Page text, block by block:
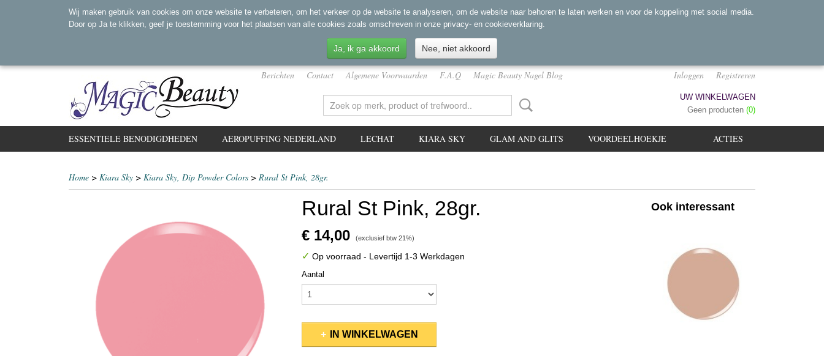
Berichten Contact Algemene Voorwaarden F.A.Q Magic Beauty Nagel Blog Inloggen Registreren
UW WINKELWAGEN
Geen producten (0)
ACTIES
ESSENTIELE BENODIGDHEDEN AEROPUFFING NEDERLAND LECHAT KIARA SKY GLAM AND GLITS VOORDEELHOEKJE
Home > Kiara Sky > Kiara Sky, Dip Powder Colors > Rural St Pink, 28gr.
Rural St Pink, 28gr.
€ 14,00 (exclusief btw 21%)
✓ Op voorraad - Levertijd 1-3 Werkdagen
Aantal
IN WINKELWAGEN
Ook interessant
Wij maken gebruik van cookies om onze website te verbeteren, om het verkeer op de website te analyseren, om de website naar behoren te laten werken en voor de koppeling met social media.
Door op Ja te klikken, geef je toestemming voor het plaatsen van alle cookies zoals omschreven in onze privacy- en cookieverklaring.
Ja, ik ga akkoord Nee, niet akkoord